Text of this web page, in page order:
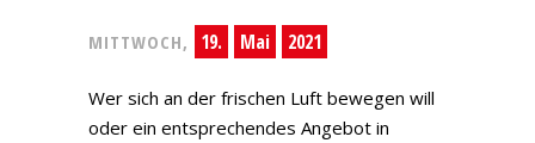
MITTWOCH, 19. Mai 2021
Wer sich an der frischen Luft bewegen will
oder ein entsprechendes Angebot in